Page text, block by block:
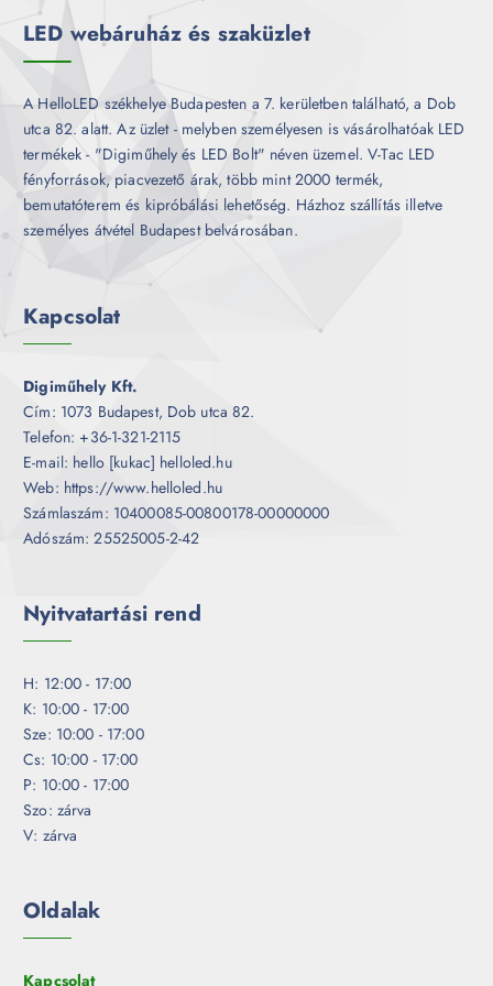
LED webáruház és szaküzlet
A HelloLED székhelye Budapesten a 7. kerületben található, a Dob
utca 82. alatt. Az üzlet - melyben személyesen is vásárolhatóak LED
termékek - "Digiműhely és LED Bolt" néven üzemel. V-Tac LED
fényforrások, piacvezető árak, több mint 2000 termék,
bemutatóterem és kipróbálási lehetőség. Házhoz szállítás illetve
személyes átvétel Budapest belvárosában.
Kapcsolat
Digiműhely Kft.
Cím: 1073 Budapest, Dob utca 82.
Telefon: +36-1-321-2115
E-mail: hello [kukac] helloled.hu
Web: https://www.helloled.hu
Számlaszám: 10400085-00800178-00000000
Adószám: 25525005-2-42
Nyitvatartási rend
H: 12:00 - 17:00
K: 10:00 - 17:00
Sze: 10:00 - 17:00
Cs: 10:00 - 17:00
P: 10:00 - 17:00
Szo: zárva
V: zárva
Oldalak
Kapcsolat